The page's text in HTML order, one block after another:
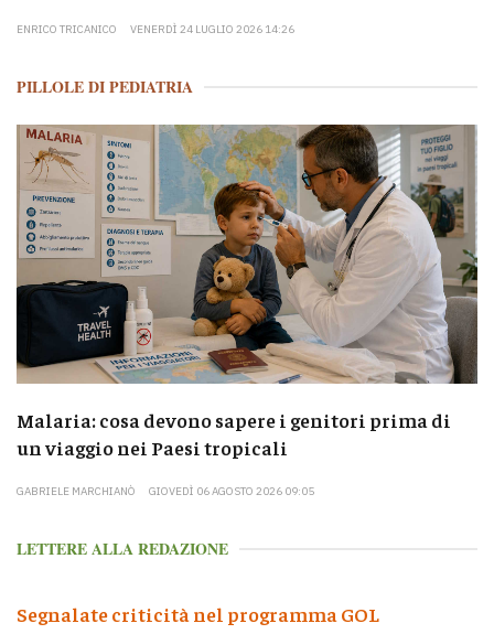
ENRICO TRICANICO VENERDÌ 24 LUGLIO 2026 14:26
PILLOLE DI PEDIATRIA
Malaria: cosa devono sapere i genitori prima di
un viaggio nei Paesi tropicali
GABRIELE MARCHIANÒ GIOVEDÌ 06 AGOSTO 2026 09:05
LETTERE ALLA REDAZIONE
Segnalate criticità nel programma GOL